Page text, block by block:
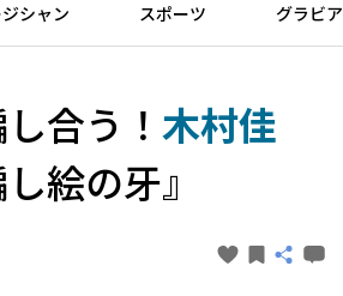
シャン スポーツ グラビア
合う！ 木村佳
絵の牙』